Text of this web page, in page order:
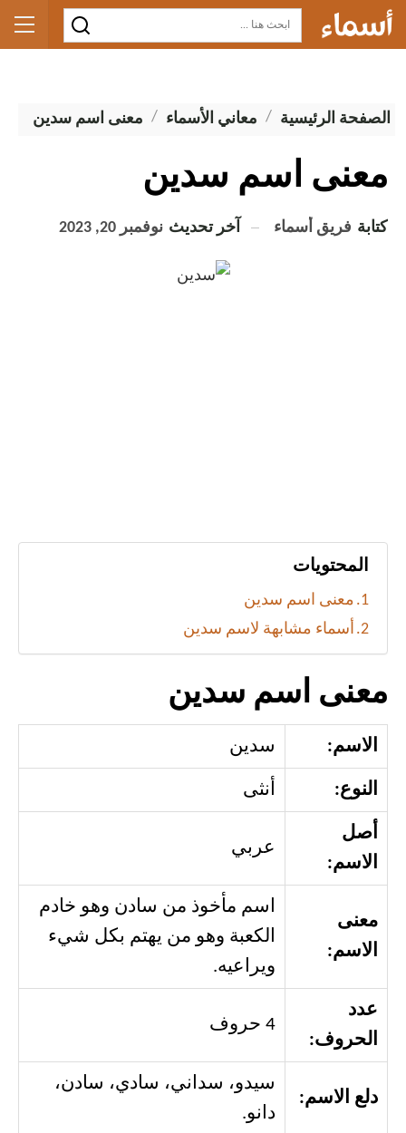
الصفحة الرئيسية معاني الأسماء معنى اسم سدين
معنى اسم سدين
كتابة فريق أسماء آخر تحديث نوفمبر 20, 2023
المحتويات
معنى اسم سدين
أسماء مشابهة لاسم سدين
معنى اسم سدين
الاسم: سدين
النوع: أنثى
أصل
الاسم:
عربي
معنى
الاسم:
اسم مأخوذ من سادن وهو خادم
الكعبة وهو من يهتم بكل شيء
ويراعيه.
عدد
الحروف:
4 حروف
دلع الاسم:
سيدو، سداني، سادي، سادن،
دانو.